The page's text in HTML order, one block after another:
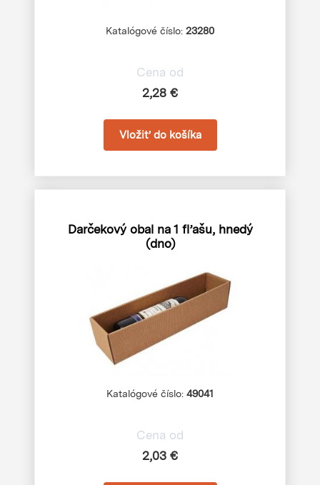
Katalógové číslo: 23280
Cena od
2,28 €
Darčekový obal na 1 fľašu, hnedý
(dno)
Katalógové číslo: 49041
Cena od
2,03 €